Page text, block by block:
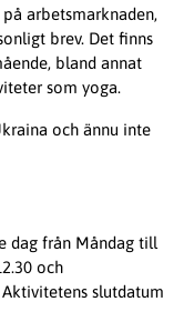
arbetsmarknaden,
brev. Det finns
bland annat
som yoga.
och ännu inte
dag från Måndag till
och
slutdatum